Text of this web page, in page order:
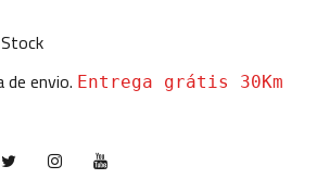
de envio. Entrega grátis 30Km